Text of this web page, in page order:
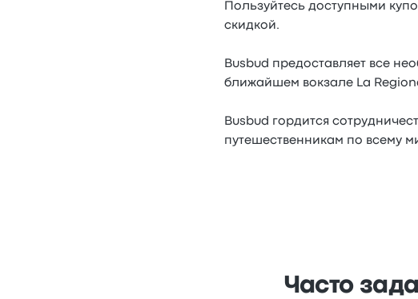
Пользуйтесь доступными
скидкой.
Busbud предоставляет все
ближайшем вокзале La
Busbud гордится
путешественникам по всему
Часто